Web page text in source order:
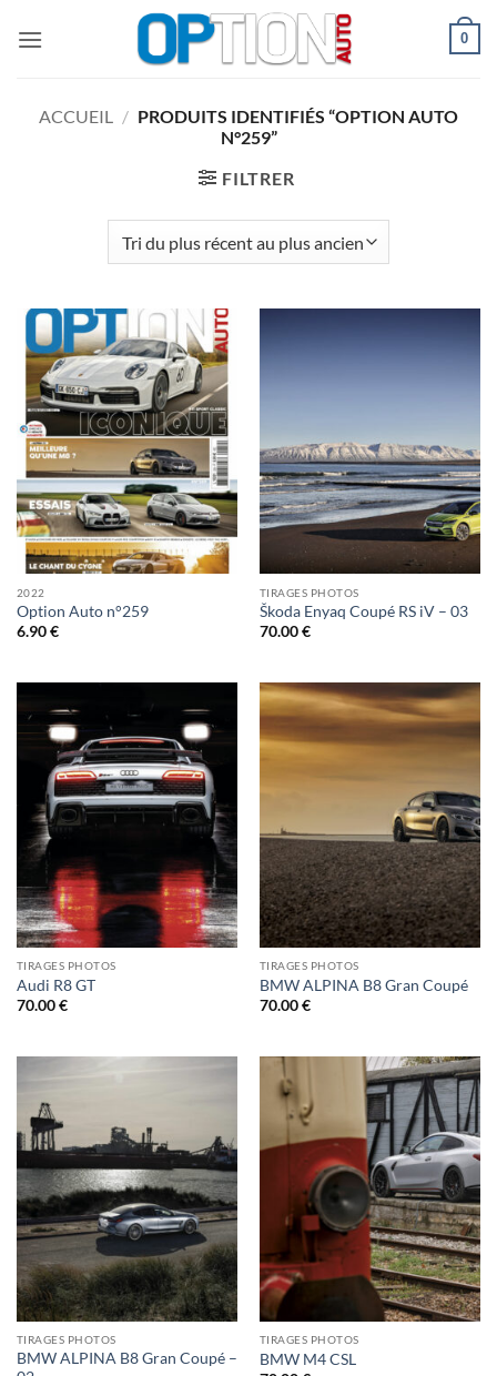
0
ACCUEIL / PRODUITS IDENTIFIÉS “OPTION AUTO
N°259”
FILTRER
2022
Option Auto n°259
6.90€
TIRAGES PHOTOS
Škoda Enyaq Coupé RS iV – 03
70.00€
TIRAGES PHOTOS
Audi R8 GT
70.00€
TIRAGES PHOTOS
BMW ALPINA B8 Gran Coupé
70.00€
TIRAGES PHOTOS
BMW ALPINA B8 Gran Coupé –
TIRAGES PHOTOS
BMW M4 CSL